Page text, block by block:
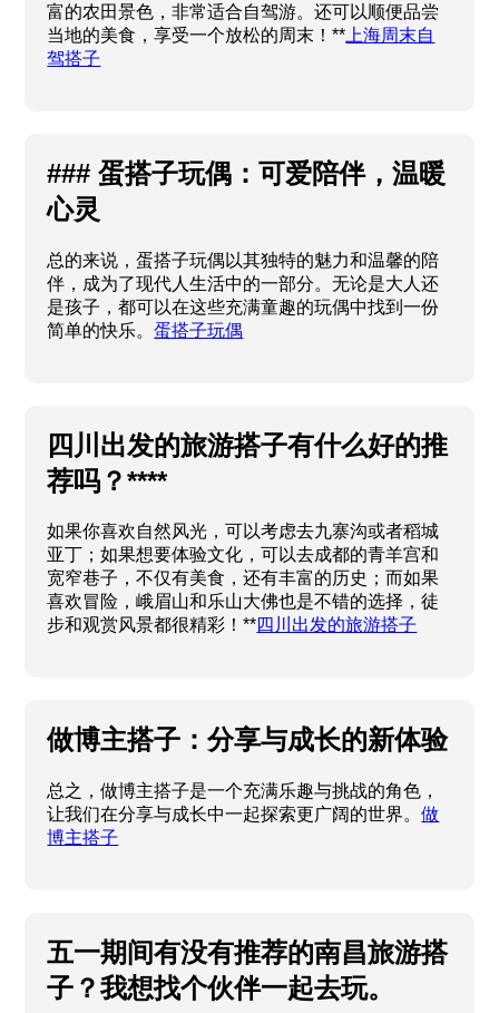
富的农田景色，非常适合自驾游。还可以顺便品尝
当地的美食，享受一个放松的周末！** 上海周末自
驾搭子
### 蛋搭子玩偶：可爱陪伴，温暖
心灵
总的来说，蛋搭子玩偶以其独特的魅力和温馨的陪
伴，成为了现代人生活中的一部分。无论是大人还
是孩子，都可以在这些充满童趣的玩偶中找到一份
简单的快乐。蛋搭子玩偶
四川出发的旅游搭子有什么好的推
荐吗？****
如果你喜欢自然风光，可以考虑去九寨沟或者稻城
亚丁；如果想要体验文化，可以去成都的青羊宫和
宽窄巷子，不仅有美食，还有丰富的历史；而如果
喜欢冒险，峨眉山和乐山大佛也是不错的选择，徒
步和观赏风景都很精彩！**四川出发的旅游搭子
做博主搭子：分享与成长的新体验
总之，做博主搭子是一个充满乐趣与挑战的角色，
让我们在分享与成长中一起探索更广阔的世界。做
博主搭子
五一期间有没有推荐的南昌旅游搭
子？我想找个伙伴一起去玩。